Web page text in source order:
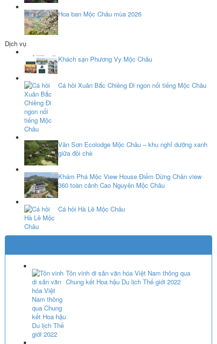
Hoa ban Mộc Châu mùa 2026
Dịch vụ
Khách sạn Phương Vy Mộc Châu
Cá hồi Xuân Bắc Chiềng Đi ngon nổi tiếng Mộc Châu
Vân Sơn Ecolodge Mộc Châu – khu nghỉ dưỡng xanh
giữa đồi chè
Khám Phá Mộc View House Điểm Dừng Chân view
360 toàn cảnh Cao Nguyên Mộc Châu
Cá hồi Hà Lê Mộc Châu
Tôn vinh di sản văn hóa Việt Nam thông qua
Chung kết Hoa hậu Du lịch Thế giới 2022